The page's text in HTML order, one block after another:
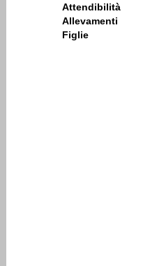
Attendibilità
Allevamenti
Figlie